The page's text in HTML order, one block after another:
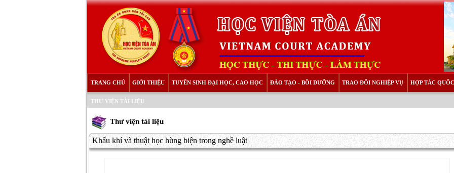
TRANG CHỦ GIỚI THIỆU TUYỂN SINH ĐẠI HỌC, CAO HỌC ĐÀO TẠO - BỒI DƯỠNG TRAO ĐỔI NGHIỆP VỤ HỢP TÁC
THƯ VIỆN TÀI LIỆU
Thư viện tài liệu
Khẩu khí và thuật học hùng biện trong nghề luật